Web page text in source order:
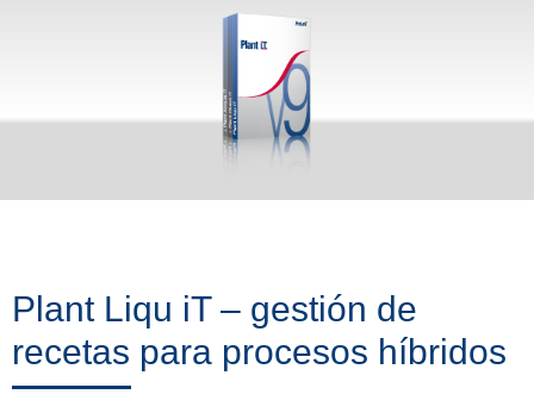
Academy
Noticias
Plant Liqu iT – gestión de
recetas para procesos híbridos